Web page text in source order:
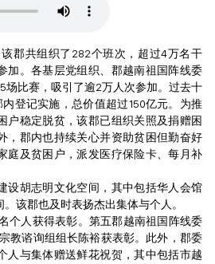
郡共组织了282个班次，超过4万名干
加。各基层党组织、郡越南祖国阵线委
场比赛，吸引了逾2万人次参加。过去十
登记实施，总价值超过150亿元。为推
户稳定脱贫，该郡已组织关照及捐赠困
，郡内也持续关心并资助贫困但勤奋好
庭及贫困户，派发医疗保险卡、每月补
设胡志明文化空间，其中包括华人会馆
该郡也及时表扬杰出集体与个人。
个人获得表彰。第五郡越南祖国阵线委
教谘询组组长陈裕获表彰。此外，郡委
人与集体赠送鲜花祝贺，其中包括市越